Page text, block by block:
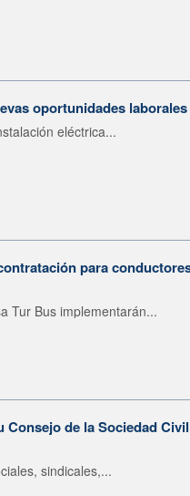
oportunidades
eléctrica...
para
Tur Bus implementarán...
de la Sociedad
sindicales,...